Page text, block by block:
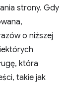
strony. Gdy
o niższej
która
takie jak